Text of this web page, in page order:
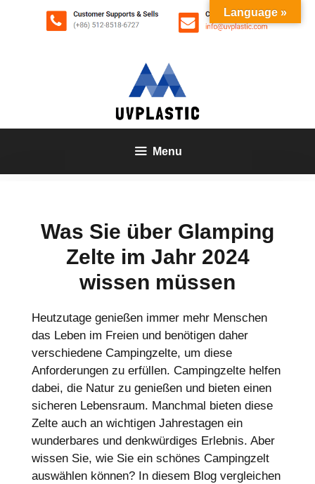
Menu
Was Sie über Glamping
Zelte im Jahr 2024
wissen müssen
Heutzutage genießen immer mehr Menschen
das Leben im Freien und benötigen daher
verschiedene Campingzelte, um diese
Anforderungen zu erfüllen. Campingzelte helfen
dabei, die Natur zu genießen und bieten einen
sicheren Lebensraum. Manchmal bieten diese
Zelte auch an wichtigen Jahrestagen ein
wunderbares und denkwürdiges Erlebnis. Aber
wissen Sie, wie Sie ein schönes Campingzelt
auswählen können? In diesem Blog vergleichen
Language »